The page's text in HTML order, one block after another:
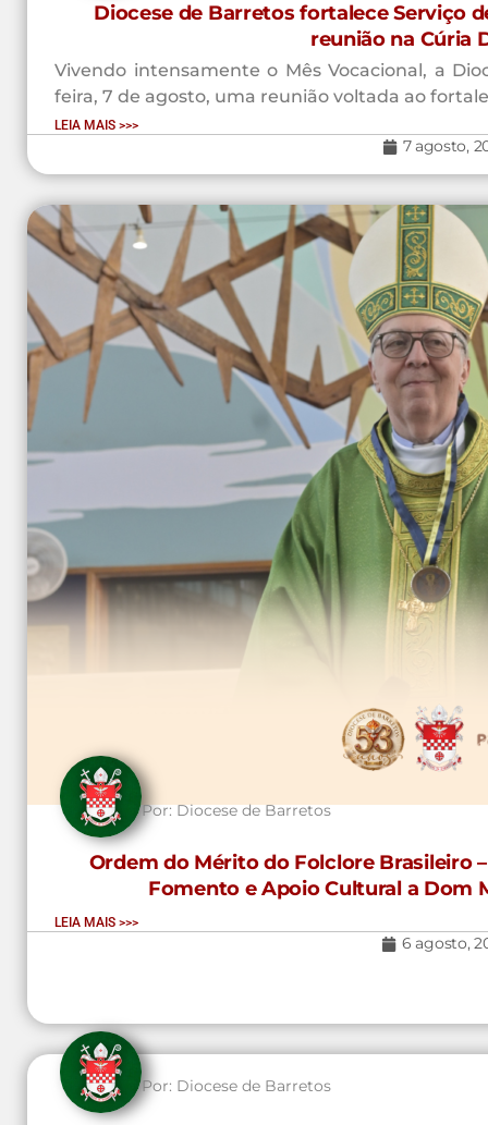
Diocese de Barretos fortalece Serviço
reunião na Cúria
Vivendo intensamente o Mês Vocacional, a
feira, 7 de agosto, uma reunião voltada ao
LEIA MAIS >>>
7 agosto,
Por:Diocese de Barretos
Ordem do Mérito do Folclore Brasileiro
Fomento e Apoio Cultural a Dom
LEIA MAIS >>>
6 agosto,
Por: Diocese de Barretos